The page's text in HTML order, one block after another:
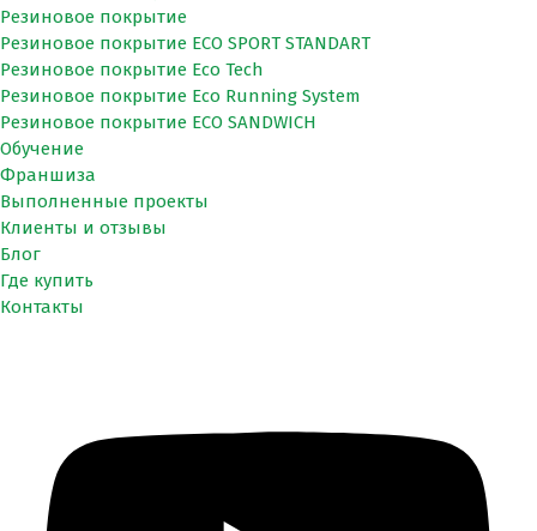
Резиновое покрытие
Резиновое покрытие ECO SPORT STANDART
Резиновое покрытие Eco Tech
Резиновое покрытие Eco Running System
Резиновое покрытие ECO SANDWICH
Обучение
Франшиза
Выполненные проекты
Клиенты и отзывы
Блог
Где купить
Контакты